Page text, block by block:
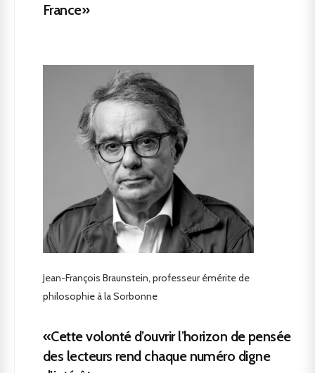
France»
Jean-François Braunstein, professeur émérite de
philosophie à la Sorbonne
«Cette volonté d’ouvrir l’horizon de pensée
des lecteurs rend chaque numéro digne